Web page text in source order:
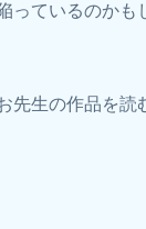
ているのかも
先生の作品を読